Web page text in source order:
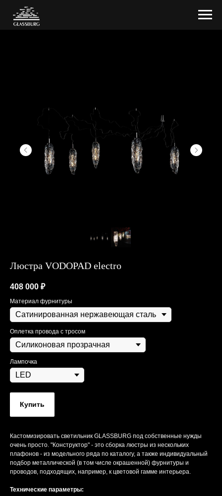
Люстра VODOPAD electro
408 000 ₽
Материал фурнитуры
Оплетка провода с тросом
Лампочка
Купить
Кастомизировать светильник GLASSBURG под собственные нужды
очень просто. "Конструктор" - это сборка люстры из нескольких
плафонов - из модельного ряда по каталогу, а также индивидуальный
подбор металлической (в том числе окрашенной) фурнитуры и
проводов, подходящих, например, к цветовой гамме интерьера.
Технические параметры: